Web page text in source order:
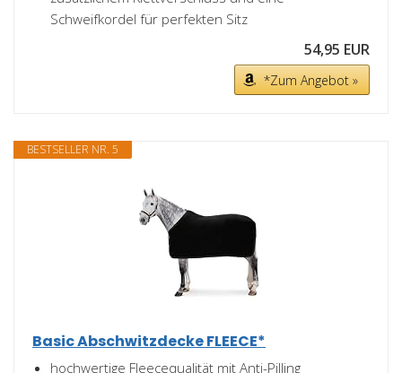
Schweifkordel für perfekten Sitz
54,95 EUR
*Zum Angebot »
BESTSELLER NR. 5
Basic Abschwitzdecke FLEECE*
hochwertige Fleecequalität mit Anti-Pilling